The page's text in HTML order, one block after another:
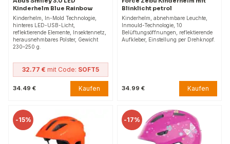
Kinderhelm Blue Rainbow
Kinderhelm, In-Mold Technologie,
hinteres LED-USB-Licht,
reflektierende Elemente, Insektennetz,
herausnehmbares Polster, Gewicht
230–250 g.
32.77 € mit Code: SOFT5
34.49 € Kaufen
Blinklicht petrol
Kinderhelm, abnehmbare Leuchte,
Inmould-Technologie, 10
Belüftungsöffnungen, reflektierende
Aufkleber, Einstellung per Drehknopf.
34.99 € Kaufen
-15% -17%